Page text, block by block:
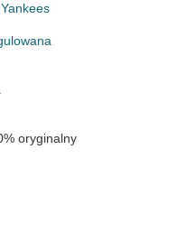
oryginalny